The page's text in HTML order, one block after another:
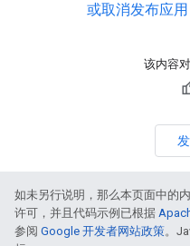
或取消发布应
该内容
如未另行说明，那么本页面中的
许可，并且代码示例已根据
参阅 Google 开发者网站政策。